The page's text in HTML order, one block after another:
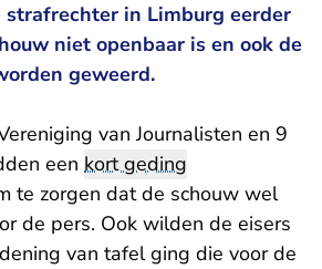
strafrechter in Limburg eerder
niet openbaar is en ook de
geweerd.
van Journalisten en 9
een kort geding
te zorgen dat de schouw wel
de pers. Ook wilden de eisers
van tafel ging die voor de